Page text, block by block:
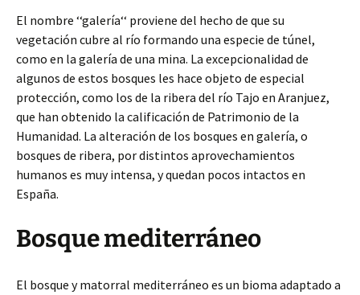
El nombre ‘‘galería‘‘ proviene del hecho de que su
vegetación cubre al río formando una especie de túnel,
como en la galería de una mina. La excepcionalidad de
algunos de estos bosques les hace objeto de especial
protección, como los de la ribera del río Tajo en Aranjuez,
que han obtenido la calificación de Patrimonio de la
Humanidad. La alteración de los bosques en galería, o
bosques de ribera, por distintos aprovechamientos
humanos es muy intensa, y quedan pocos intactos en
España.
Bosque mediterráneo
El bosque y matorral mediterráneo es un bioma adaptado a